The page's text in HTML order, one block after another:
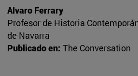
Alvaro Ferrary
Profesor de Historia
de Navarra
Publicado en: The Conversation